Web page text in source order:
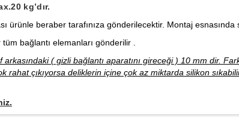
kg’dır.
ürünle beraber tarafınıza gönderilecektir. Montaj esnasında
bağlantı elemanları gönderilir .
arkasındaki ( gizli bağlantı aparatını gireceği ) 10 mm dir.
çıkıyorsa deliklerin içine çok az miktarda silikon